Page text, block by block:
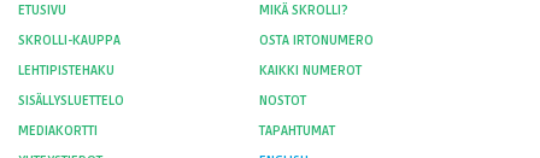
ETUSIVU
MIKÄ SKROLLI?
SKROLLI-KAUPPA
OSTA IRTONUMERO
LEHTIPISTEHAKU
KAIKKI NUMEROT
SISÄLLYSLUETTELO
NOSTOT
MEDIAKORTTI
TAPAHTUMAT